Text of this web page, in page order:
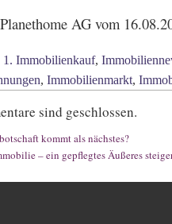
AG vom
1. Immobilienkauf,
, Immobilienmarkt,
sind geschlossen.
kommt als nächstes?
– ein gepflegtes Äußeres